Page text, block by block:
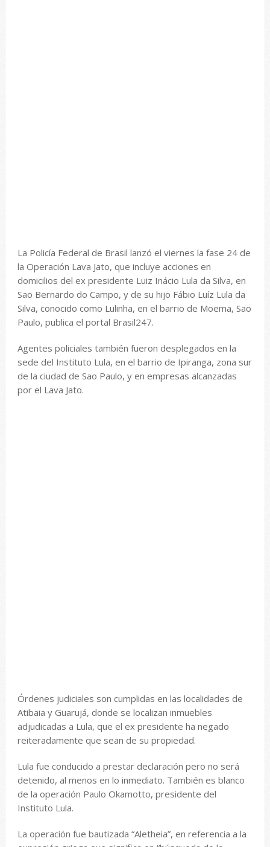
La Policía Federal de Brasil lanzó el viernes la fase 24 de
la Operación Lava Jato, que incluye acciones en
domicilios del ex presidente Luiz Inácio Lula da Silva, en
Sao Bernardo do Campo, y de su hijo Fábio Luíz Lula da
Silva, conocido como Lulinha, en el barrio de Moema, Sao
Paulo, publica el portal Brasil247.
Agentes policiales también fueron desplegados en la
sede del Instituto Lula, en el barrio de Ipiranga, zona sur
de la ciudad de Sao Paulo, y en empresas alcanzadas
por el Lava Jato.
Órdenes judiciales son cumplidas en las localidades de
Atibaia y Guarujá, donde se localizan inmuebles
adjudicadas a Lula, que el ex presidente ha negado
reiteradamente que sean de su propiedad.
Lula fue conducido a prestar declaración pero no será
detenido, al menos en lo inmediato. También es blanco
de la operación Paulo Okamotto, presidente del
Instituto Lula.
La operación fue bautizada “Aletheia”, en referencia a la